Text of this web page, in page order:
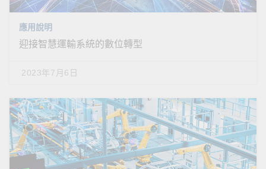
應用說明
迎接智慧運輸系統的數位轉型
2023年7月6日